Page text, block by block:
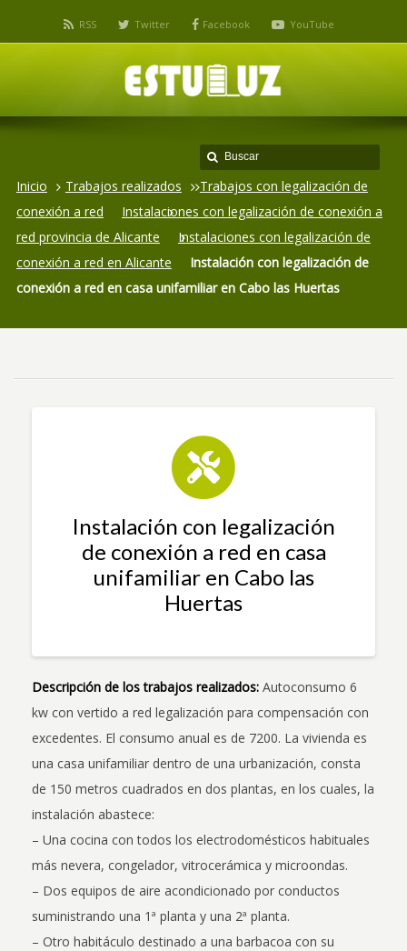
RSS Twitter Facebook YouTube
Inicio Trabajos realizados
Trabajos con legalización de
conexión a red
Instalaciones con legalización de conexión a
red provincia de Alicante
Instalaciones con legalización de
conexión a red en Alicante
Instalación con legalización de
conexión a red en casa unifamiliar en Cabo las Huertas
Instalación con legalización
de conexión a red en casa
unifamiliar en Cabo las
Huertas
Descripción de los trabajos realizados:Autoconsumo 6
kw con vertido a red legalización para compensación con
excedentes. El consumo anual es de 7200. La vivienda es
una casa unifamiliar dentro de una urbanización, consta
de 150 metros cuadrados en dos plantas, en los cuales, la
instalación abastece:
– Una cocina con todos los electrodomésticos habituales
más nevera, congelador, vitrocerámica y microondas.
– Dos equipos de aire acondicionado por conductos
suministrando una 1ª planta y una 2ª planta.
– Otro habitáculo destinado a una barbacoa con su